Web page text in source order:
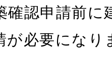
確認申請前に
が必要になり